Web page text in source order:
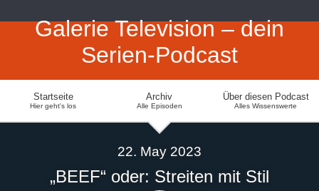
Galerie Television – dein
Serien-Podcast
Startseite
Hier geht's los
Archiv
Alle Episoden
Über diesen Podcast
Alles Wissenswerte
22. May 2023
„BEEF“ oder: Streiten mit Stil